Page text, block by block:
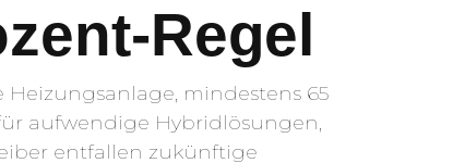
Regel
mindestens 65
aufwendige Hybridlösungen,
entfallen zukünftige